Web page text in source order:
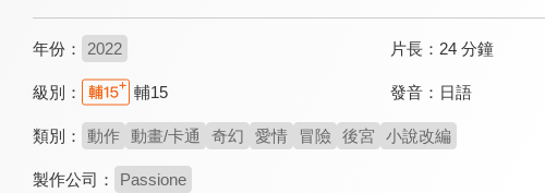
年份： 2022 片長： 24 分鐘
級別： 輔15 發音： 日語
類別： 動作 動畫/卡通 奇幻 愛情 冒險 後宮 小說改編
製作公司： Passione